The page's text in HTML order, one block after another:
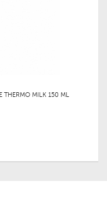
THERMO MILK 150 ML